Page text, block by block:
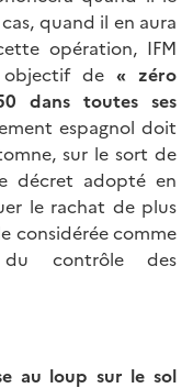
quand il en aura
opération, IFM
objectif de « zéro
dans toutes ses
espagnol doit
sur le sort de
décret adopté en
le rachat de plus
considérée comme
contrôle des
au loup sur le sol